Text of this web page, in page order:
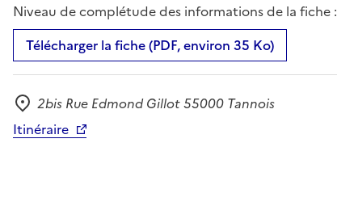
Niveau de complétude des informations de la fiche :
Télécharger la fiche (PDF, environ 35 Ko)
Adresse
2bis Rue Edmond Gillot 55000 Tannois
Itinéraire